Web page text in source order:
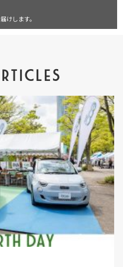
けします。